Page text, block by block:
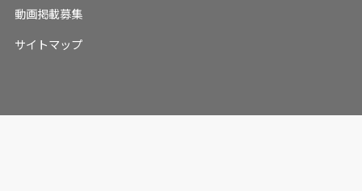
動画掲載募集
サイトマップ